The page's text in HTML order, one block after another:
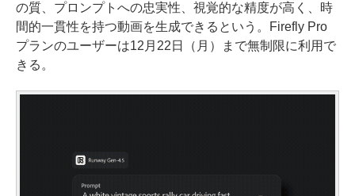
の質、プロンプトへの忠実性、視覚的な精度が高く、時
間的一貫性を持つ動画を生成できるという。Firefly Pro
プランのユーザーは12月22日（月）まで無制限に利用で
きる。